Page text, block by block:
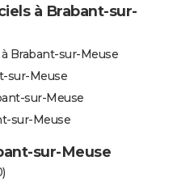
à Brabant-sur-
Brabant-sur-Meuse
sur-Meuse
sur-Meuse
sur-Meuse
sur-Meuse